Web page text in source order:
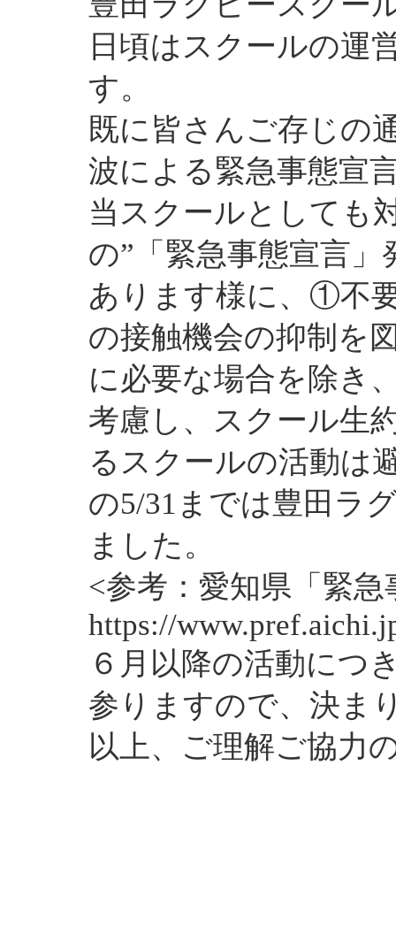
日頃はスクールの運
す。
既に皆さんご存じの
波による緊急事態宣
当スクールとしても
の”「緊急事態宣言
あります様に、①不
の接触機会の抑制を
に必要な場合を除き
考慮し、スクール生
るスクールの活動は
の5/31までは豊田ラ
ました。
<参考：愛知県「緊
https://
６月以降の活動につ
参りますので、決ま
以上、ご理解ご協力